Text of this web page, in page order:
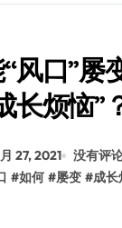
风口”屡
长烦恼”
27, 2021
没有评
#如何 #屡变 #成长